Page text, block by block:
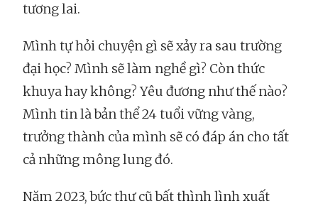
tương lai.
Mình tự hỏi chuyện gì sẽ xảy ra sau trường
đại học? Mình sẽ làm nghề gì? Còn thức
khuya hay không? Yêu đương như thế nào?
Mình tin là bản thể 24 tuổi vững vàng,
trưởng thành của mình sẽ có đáp án cho tất
cả những mông lung đó.
Năm 2023, bức thư cũ bất thình lình xuất